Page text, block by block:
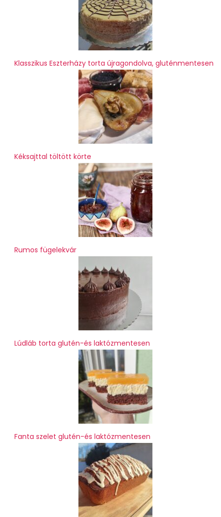
Klasszikus Eszterházy torta újragondolva, gluténmentesen
Kéksajttal töltött körte
Rumos fügelekvár
Lúdláb torta glutén-és laktózmentesen
Fanta szelet glutén-és laktózmentesen